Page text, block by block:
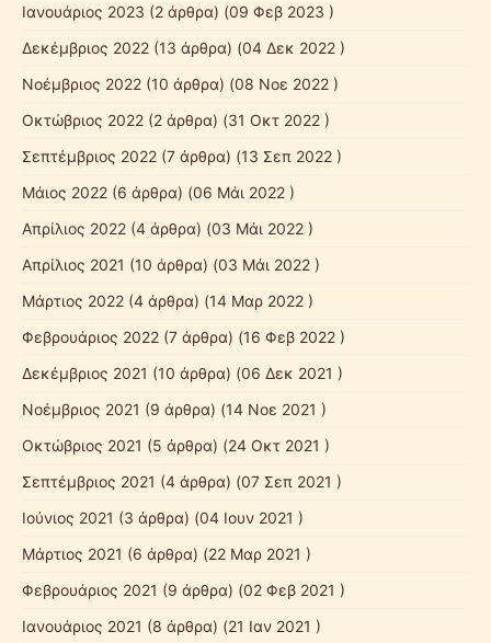
Ιανουάριος 2023 (2 άρθρα) (09 Φεβ 2023 )
Δεκέμβριος 2022 (13 άρθρα) (04 Δεκ 2022 )
Νοέμβριος 2022 (10 άρθρα) (08 Νοε 2022 )
Οκτώβριος 2022 (2 άρθρα) (31 Οκτ 2022 )
Σεπτέμβριος 2022 (7 άρθρα) (13 Σεπ 2022 )
Μάιος 2022 (6 άρθρα) (06 Μάι 2022 )
Απρίλιος 2022 (4 άρθρα) (03 Μάι 2022 )
Απρίλιος 2021 (10 άρθρα) (03 Μάι 2022 )
Μάρτιος 2022 (4 άρθρα) (14 Μαρ 2022 )
Φεβρουάριος 2022 (7 άρθρα) (16 Φεβ 2022 )
Δεκέμβριος 2021 (10 άρθρα) (06 Δεκ 2021 )
Νοέμβριος 2021 (9 άρθρα) (14 Νοε 2021 )
Οκτώβριος 2021 (5 άρθρα) (24 Οκτ 2021 )
Σεπτέμβριος 2021 (4 άρθρα) (07 Σεπ 2021 )
Ιούνιος 2021 (3 άρθρα) (04 Ιουν 2021 )
Μάρτιος 2021 (6 άρθρα) (22 Μαρ 2021 )
Φεβρουάριος 2021 (9 άρθρα) (02 Φεβ 2021 )
Ιανουάριος 2021 (8 άρθρα) (21 Ιαν 2021 )